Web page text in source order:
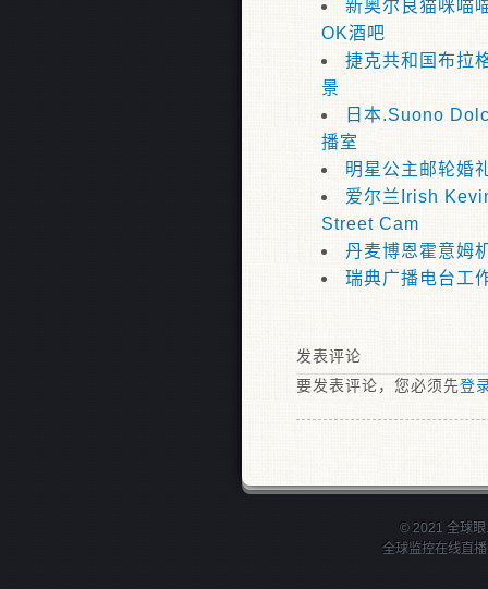
新奥尔良猫咪喵
OK酒吧
捷克共和国布拉
景
日本.Suono
播室
明星公主邮轮婚
爱尔兰Irish
Street Cam
丹麦博恩霍意姆
瑞典广播电台工
发表评论
要发表评论，您必须先登
© 2021 全球
全球监控在线直